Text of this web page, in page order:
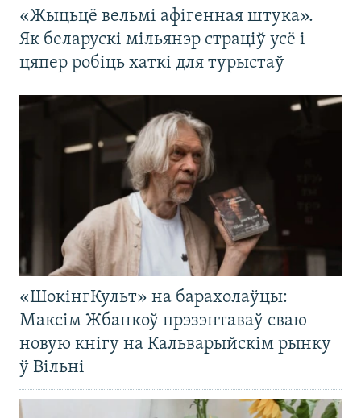
«Жыцьцё вельмі афігенная штука».
Як беларускі мільянэр страціў усё і
цяпер робіць хаткі для турыстаў
«ШокінгКульт» на барахолаўцы:
Максім Жбанкоў прэзэнтаваў сваю
новую кнігу на Кальварыйскім рынку
ў Вільні